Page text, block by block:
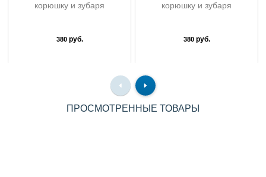
корюшку и зубаря
380руб.
корюшку и зубаря
380руб.
ПРОСМОТРЕННЫЕ ТОВАРЫ